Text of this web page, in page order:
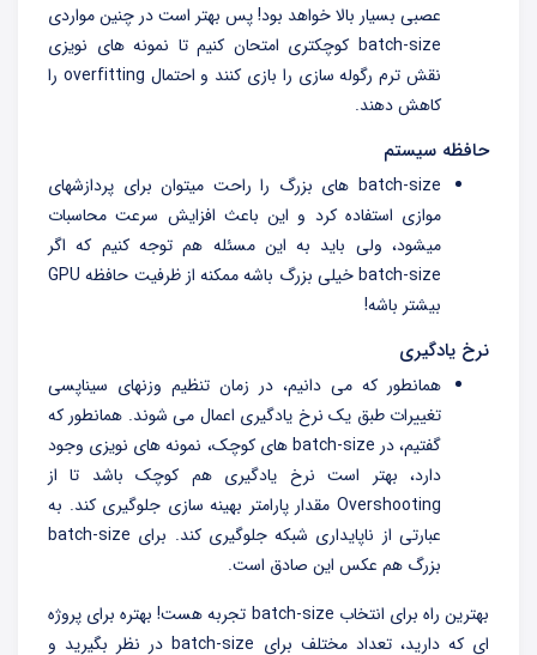
عصبی بسیار بالا خواهد بود! پس بهتر است در چنین مواردی
batch-size کوچکتری امتحان کنیم تا نمونه های نویزی
نقش ترم رگوله سازی را بازی کنند و احتمال overfitting را
کاهش دهند.
حافظه سیستم
batch-size های بزرگ را راحت میتوان برای پردازشهای
موازی استفاده کرد و این باعث افزایش سرعت محاسبات
میشود، ولی باید به این مسئله هم توجه کنیم که اگر
batch-size خیلی بزرگ باشه ممکنه از ظرفیت حافظه GPU
بیشتر باشه!
نرخ یادگیری
همانطور که می دانیم، در زمان تنظیم وزنهای سیناپسی
تغییرات طبق یک نرخ یادگیری اعمال می شوند. همانطور که
گفتیم، در batch-size های کوچک، نمونه های نویزی وجود
دارد، بهتر است نرخ یادگیری هم کوچک باشد تا از
Overshooting مقدار پارامتر بهینه سازی جلوگیری کند. به
عبارتی از ناپایداری شبکه جلوگیری کند. برای batch-size
بزرگ هم عکس این صادق است.
بهترین راه برای انتخاب batch-size تجربه هست! بهتره برای پروژه
ای که دارید، تعداد مختلف برای batch-size در نظر بگیرید و